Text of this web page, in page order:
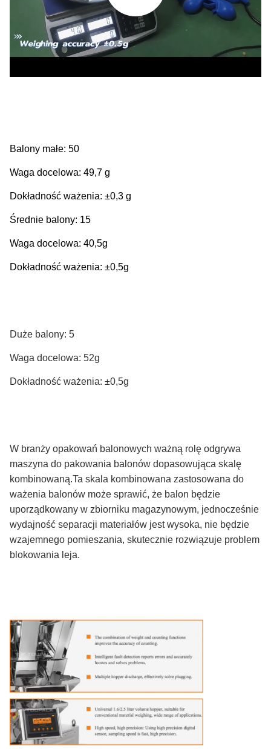
Balony małe: 50
Waga docelowa: 49,7 g
Dokładność ważenia: ±0,3 g
Średnie balony: 15
Waga docelowa: 40,5g
Dokładność ważenia: ±0,5g
Duże balony: 5
Waga docelowa: 52g
Dokładność ważenia: ±0,5g
W branży opakowań balonowych ważną rolę odgrywa
maszyna do pakowania balonów dopasowująca skalę
kombinowaną.Ta skala kombinowana zastosowana do
ważenia balonów może sprawić, że balon będzie
uporządkowany w zbiorniku magazynowym, jednocześnie
wydajność separacji materiałów jest wysoka, nie będzie
wzajemnego pomieszania, skutecznie rozwiązuje problem
blokowania leja.